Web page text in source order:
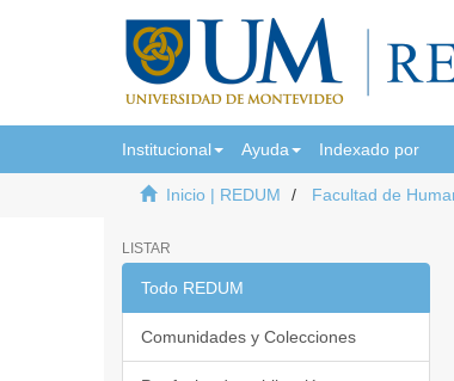
Institucional Ayuda Indexado por
Inicio | REDUM Facultad de
LISTAR
Todo REDUM
Comunidades y Colecciones